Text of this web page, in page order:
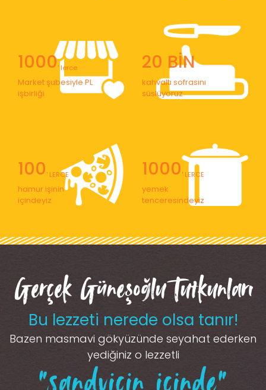
1000' lerce
Market şubesiyle PL
işbirliği
20 BİN
kahvaltı sofrasını
süslüyoruz
100' LERCE
hamur işinin
içindeyiz
1000' LERCE
yemek
tenceresindeyiz
Gerçek Güneşoğlu Tutkunları
Bu lezzeti nerede olsa tanır!
Bazen masmavi gökyüzünde seyahat ederken
yediğiniz o lezzetli